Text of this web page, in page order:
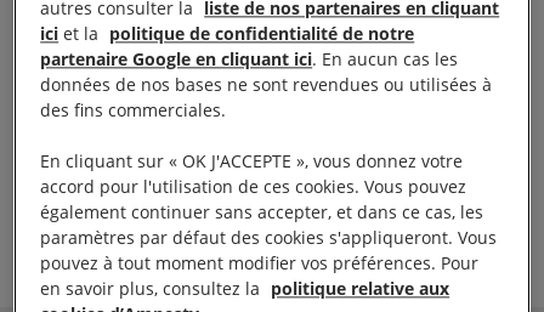
dépôt de cookies de la part de YouTube. Si
vous souhaitez lire la vidéo, vous devez
consentir aux cookies pour une publicité
ciblée en cliquant sur le bouton ci-dessous.
Accepter les cookies
Vidéo : A Rio, des records battus… par la police
autres consulter la liste de nos partenaires en cliquant
ici et la politique de confidentialité de notre
partenaire Google en cliquant ici. En aucun cas les
données de nos bases ne sont revendues ou utilisées à
des fins commerciales.
En cliquant sur « OK J'ACCEPTE », vous donnez votre
accord pour l'utilisation de ces cookies. Vous pouvez
également continuer sans accepter, et dans ce cas, les
paramètres par défaut des cookies s'appliqueront. Vous
pouvez à tout moment modifier vos préférences. Pour
en savoir plus, consultez la politique relative aux